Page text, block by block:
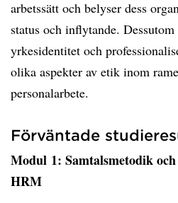
arbetssätt och belyser dess
status och inflytande. Dessutom
yrkesidentitet och
olika aspekter av etik inom
personalarbete.
Förväntade
Modul 1: Samtalsmetodik
HRM